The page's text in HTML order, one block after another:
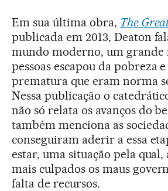
Em sua última obra, The
publicada em 2013, Deaton
mundo moderno, um grande
pessoas escapou da pobreza
prematura que eram norma
Nessa publicação o
não só relata os avanços do
também menciona as
conseguiram aderir a essa
estar, uma situação pela qual,
mais culpados os maus
falta de recursos.